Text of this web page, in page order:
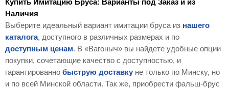
Купить Имитацию Бруса: Варианты под Заказ и из
Наличия
Выберите идеальный вариант имитации бруса из нашего
каталога, доступного в различных размерах и по
доступным ценам. В «Вагоныч» вы найдете удобные опции
покупки, сочетающие качество с доступностью, и
гарантированно быструю доставку не только по Минску, но
и по всей Минской области. Так же, приобрести фальш-брус